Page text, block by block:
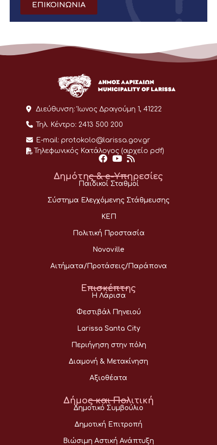
ΕΠΙΚΟΙΝΩΝΙΑ
Διεύθυνση: Ίωνος Δραγούμη 1, 41222
Τηλ. Κέντρο: 2413 500 200
E-mail: protokolo@larissa.gov.gr
Τηλεφωνικός Κατάλογος (αρχείο pdf)
Δημότης & e-Υπηρεσίες
Παιδικοί Σταθμοί
Σύστημα Ελεγχόμενης Στάθμευσης
ΚΕΠ
Πολιτική Προστασία
Novoville
Αιτήματα/Προτάσεις/Παράπονα
Επισκέπτης
Η Λάρισα
Φεστιβάλ Πηνειού
Larissa Santa City
Περιήγηση στην πόλη
Διαμονή & Μετακίνηση
Αξιοθέατα
Δήμος και Πολιτική
Δημοτικό Συμβούλιο
Δημοτική Επιτροπή
Βιώσιμη Αστική Ανάπτυξη